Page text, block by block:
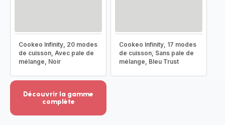
Cookeo Infinity, 20 modes
de cuisson, Avec pale de
mélange, Noir
Cookeo Infinity, 17 modes
de cuisson, Sans pale de
mélange, Bleu Trust
Découvrir la gamme
complète